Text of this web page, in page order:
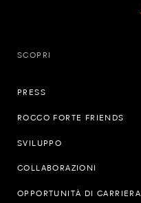
SCOPRI
PRESS
ROCCO FORTE FRIENDS
SVILUPPO
COLLABORAZIONI
OPPORTUNITÀ DI CARRIERA